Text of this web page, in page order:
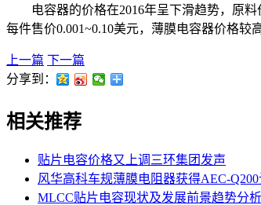
电容器的价格在2016年呈下滑趋势，原
每件售价0.001~0.10美元，薄膜电容器价格较
上一篇 下一篇
分享到：
相关推荐
贴片电容价格又上调三环集团发声
风华高科车规薄膜电阻器获得AEC-Q200
MLCC贴片电容现状及发展前景趋势分析